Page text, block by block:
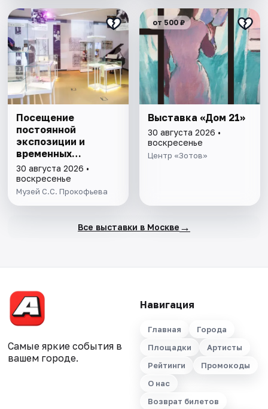
Посещение
постоянной
экспозиции и
временных
выставок музея
С.С. Прокофьева
30 августа 2026 •
воскресенье
Музей С.С. Прокофьева
от 500 ₽
Выставка «Дом 21»
30 августа 2026 •
воскресенье
Центр «Зотов»
Все выставки в Москве →
Самые яркие события в
вашем городе.
Навигация
Главная
Города
Площадки
Артисты
Рейтинги
Промокоды
О нас
Возврат билетов